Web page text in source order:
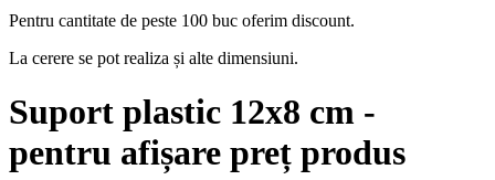
Pentru cantitate de peste 100 buc oferim discount.
La cerere se pot realiza și alte dimensiuni.
Suport plastic 12x8 cm -
pentru afișare preț produs